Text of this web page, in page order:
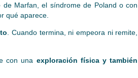
Marfan, el síndrome de Poland o con
qué aparece.
. Cuando termina, ni empeora ni remite,
con una exploración física y también